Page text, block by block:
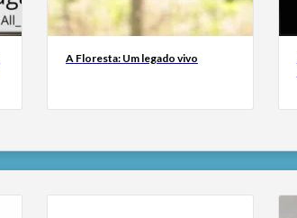
A Floresta: Um legado vivo